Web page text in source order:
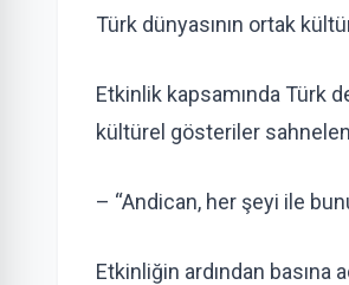
Türk dünyasının ortak
Etkinlik kapsamında Türk
kültürel gösteriler
– “Andican, her şeyi ile
Etkinliğin ardından basına